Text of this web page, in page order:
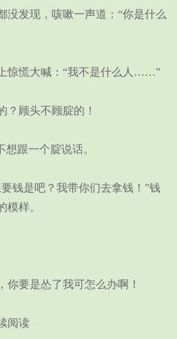
发现，咳嗽一声道：“你是什么
慌大喊：“我不是什么人……”
顾头不顾腚的！
跟一个腚说话。
是吧？我带你们去拿钱！”钱
模样。
要是怂了我可怎么办啊！
阅读